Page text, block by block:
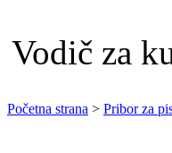
Vodič za
Početna strana > Pribor za